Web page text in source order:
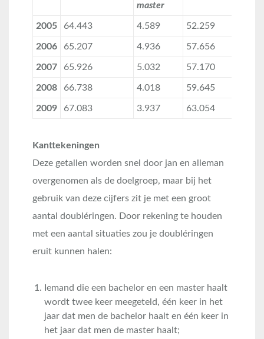
master
2005 64.443 4.589 52.259
2006 65.207 4.936 57.656
2007 65.926 5.032 57.170
2008 66.738 4.018 59.645
2009 67.083 3.937 63.054
Kanttekeningen
Deze getallen worden snel door jan en alleman
overgenomen als de doelgroep, maar bij het
gebruik van deze cijfers zit je met een groot
aantal doubléringen. Door rekening te houden
met een aantal situaties zou je doubléringen
eruit kunnen halen:
Iemand die een bachelor en een master haalt
wordt twee keer meegeteld, één keer in het
jaar dat men de bachelor haalt en één keer in
het jaar dat men de master haalt;